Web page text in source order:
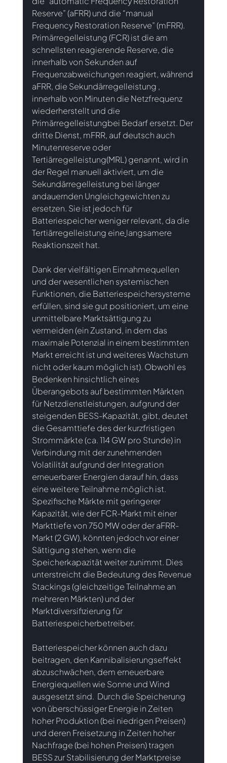
Reserve” (aFRR) und die “manual
Frequency Restoration Reserve” (mFRR).
Primärregelleistung (FCR) ist die am
schnellsten reagierende Reserve, die
innerhalb von Sekunden auf
Frequenzabweichungen reagiert, während
aFRR, die Sekundärregelleistung ,
innerhalb von Minuten die Netzfrequenz
wiederherstellt und die
Primärregelleistungbei Bedarf ersetzt. Der
dritte Dienst, mFRR, auf deutsch auch
Minutenreserve oder
Tertiärregelleistung(MRL) genannt, wird in
der Regel manuell aktiviert, um die
Sekundärregelleistung bei länger
andauernden Ungleichgewichten zu
ersetzen. Sie ist jedoch für
Batteriespeicher weniger relevant, da die
Tertiärregelleistung eine langsamere
Reaktionszeit hat.
Dank der vielfältigen Einnahmequellen
und der wesentlichen systemischen
Funktionen, die Batteriespeichersysteme
erfüllen, sind sie gut positioniert, um eine
unmittelbare Marktsättigung zu
vermeiden (ein Zustand, in dem das
maximale Potenzial in einem bestimmten
Markt erreicht ist und weiteres Wachstum
nicht oder kaum möglich ist). Obwohl es
Bedenken hinsichtlich eines
Überangebots auf bestimmten Märkten
für Netzdienstleistungen, aufgrund der
steigenden BESS-Kapazität, gibt, deutet
die Gesamttiefe des der kurzfristigen
Strommärkte (ca. 114 GW pro Stunde) in
Verbindung mit der zunehmenden
Volatilität aufgrund der Integration
erneuerbarer Energien darauf hin, dass
eine weitere Teilnahme möglich ist.
Spezifische Märkte mit geringerer
Kapazität, wie der FCR-Markt mit einer
Markttiefe von 750 MW oder der aFRR-
Markt (2 GW), könnten jedoch vor einer
Sättigung stehen, wenn die
Speicherkapazität weiter zunimmt. Dies
unterstreicht die Bedeutung des Revenue
Stackings (gleichzeitige Teilnahme an
mehreren Märkten) und der
Marktdiversifizierung für
Batteriespeicherbetreiber.
Batteriespeicher können auch dazu
beitragen, den Kannibalisierungseffekt
abzuschwächen, dem erneuerbare
Energiequellen wie Sonne und Wind
ausgesetzt sind.  Durch die Speicherung
von überschüssiger Energie in Zeiten
hoher Produktion (bei niedrigen Preisen)
und deren Freisetzung in Zeiten hoher
Nachfrage (bei hohen Preisen) tragen
BESS zur Stabilisierung der Marktpreise